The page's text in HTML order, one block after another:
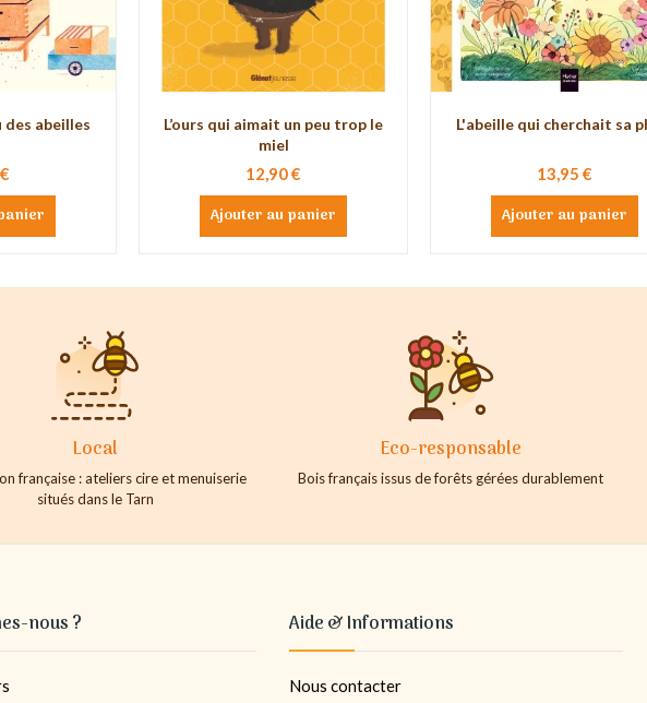
des abeilles
L’ours qui aimait un peu trop le
miel
12,90 €
Ajouter au panier
L'abeille qui cherchait sa
13,95 €
Ajouter au panier
Local
française : ateliers cire et menuiserie
situés dans le Tarn
Eco-responsable
Bois français issus de forêts gérées durablement
nous ? Aide & Informations
Nous contacter